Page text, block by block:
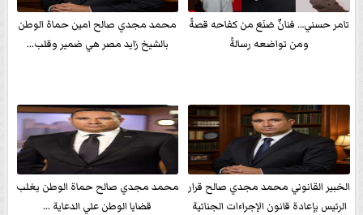
تامر حسني… فنانٌ صَنَعَ من كفاحه قصةً
ومن تواضعه رسالةً
محمد مجدي صالح امين حماة الوطن
بالشيخ زايد مصر هي ضمير وقلب...
الخبير القانوني محمد مجدي صالح قرار
الرئيس بإعادة قانون الإجراءات الجنائية
محمد مجدي صالح حماة الوطن يغلب
قضايا الوطن علي الدعاية ...